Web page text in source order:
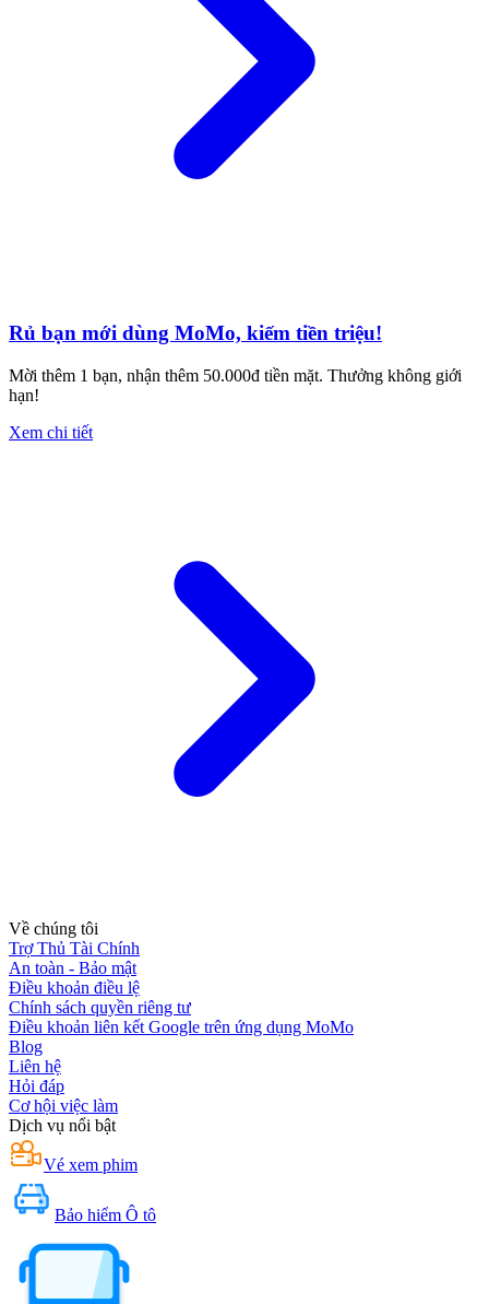
Rủ bạn mới dùng MoMo, kiếm tiền triệu!
Mời thêm 1 bạn, nhận thêm 50.000đ tiền mặt. Thưởng không giới
hạn!
Xem chi tiết
Về chúng tôi
Trợ Thủ Tài Chính
An toàn - Bảo mật
Điều khoản điều lệ
Chính sách quyền riêng tư
Điều khoản liên kết Google trên ứng dụng MoMo
Blog
Liên hệ
Hỏi đáp
Cơ hội việc làm
Dịch vụ nổi bật
Vé xem phim
Bảo hiểm Ô tô